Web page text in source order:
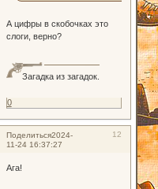
А цифры в скобочках это
слоги, верно?
Загадка из загадок.
0
Поделиться 12
2024-
11-24 16:37:27
Ага!